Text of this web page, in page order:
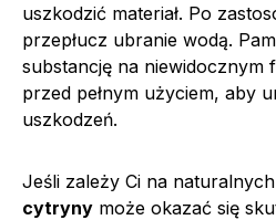
uszkodzić materiał. Po
przepłucz ubranie wodą.
substancję na niewidocznym
przed pełnym użyciem, aby
uszkodzeń.
Jeśli zależy Ci na
cytryny może okazać się